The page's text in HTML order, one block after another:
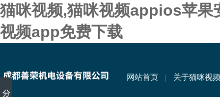
猫咪视频,猫咪视频appios苹果
视频app免费下载
网站首页 关于猫咪视频